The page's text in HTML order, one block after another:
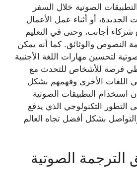
الصوتية خلال السفر
الجديدة، أو أثناء عمل الأعمال
شركاء أجانب، وحتى في التعليم
النصوص والوثائق. كما أنه يمكن
لتحسين مهارات اللغة الأجنبية
فرصة للأشخاص للتحدث مع
اللغات الأخرى وفهمهم بشكل
استخدام التطبيقات الصوتية
التطور التكنولوجي الذي يدفع
بشكل أفضل تجاه العالم
الترجمة الصوتية